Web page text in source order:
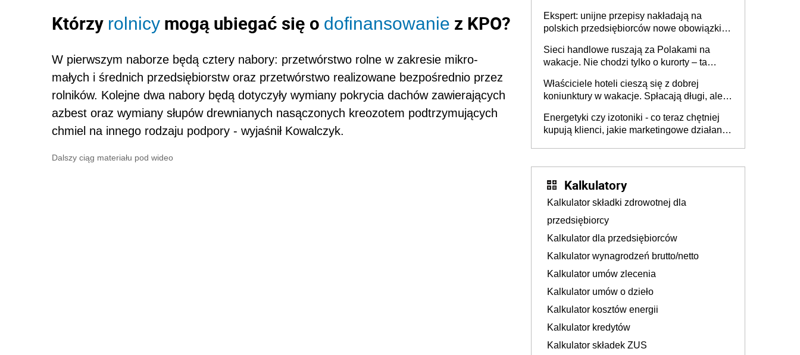
Którzy rolnicy mogą ubiegać się o dofinansowanie z KPO?
W pierwszym naborze będą cztery nabory: przetwórstwo rolne w zakresie mikro-
małych i średnich przedsiębiorstw oraz przetwórstwo realizowane bezpośrednio przez
rolników. Kolejne dwa nabory będą dotyczyły wymiany pokrycia dachów zawierających
azbest oraz wymiany słupów drewnianych nasączonych kreozotem podtrzymujących
chmiel na innego rodzaju podpory - wyjaśnił Kowalczyk.
Dalszy ciąg materiału pod wideo
Ekspert: unijne przepisy nakładają na
polskich przedsiębiorców nowe obowiązki w
Sieci handlowe ruszają za Polakami na
wakacje. Nie chodzi tylko o kurorty – ta
tam, gdzie wielu spędzi urlop po cichu
Właściciele hoteli cieszą się z dobrej
koniunktury w wakacje. Spłacają długi, ale
Energetyki czy izotoniki - co teraz chętniej
kupują klienci, jakie marketingowe działania
Kalkulatory
Kalkulator składki zdrowotnej dla
przedsiębiorcy
Kalkulator dla przedsiębiorców
Kalkulator wynagrodzeń brutto/netto
Kalkulator umów zlecenia
Kalkulator umów o dzieło
Kalkulator kosztów energii
Kalkulator kredytów
Kalkulator składek ZUS